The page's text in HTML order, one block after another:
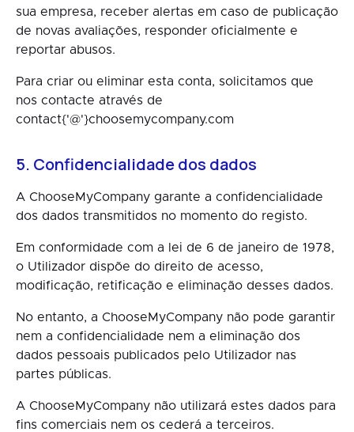
sua empresa, receber alertas em caso de publicação
de novas avaliações, responder oficialmente e
reportar abusos.
Para criar ou eliminar esta conta, solicitamos que
nos contacte através de
contact{'@'}choosemycompany.com
5. Confidencialidade dos dados
A ChooseMyCompany garante a confidencialidade
dos dados transmitidos no momento do registo.
Em conformidade com a lei de 6 de janeiro de 1978,
o Utilizador dispõe do direito de acesso,
modificação, retificação e eliminação desses dados.
No entanto, a ChooseMyCompany não pode garantir
nem a confidencialidade nem a eliminação dos
dados pessoais publicados pelo Utilizador nas
partes públicas.
A ChooseMyCompany não utilizará estes dados para
fins comerciais nem os cederá a terceiros.